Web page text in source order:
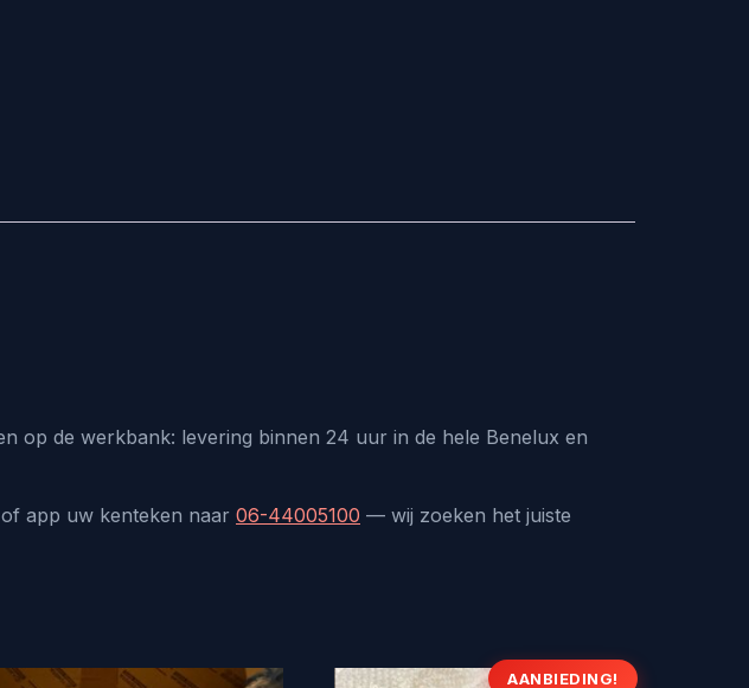
op de werkbank: levering binnen 24 uur in de hele Benelux en
of app uw kenteken naar 06-44005100 — wij zoeken het juiste
AANBIEDING!